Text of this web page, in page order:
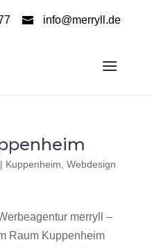
info@merryll.de
| Kuppenheim Webdesign
merryll –
Raum Kuppenheim